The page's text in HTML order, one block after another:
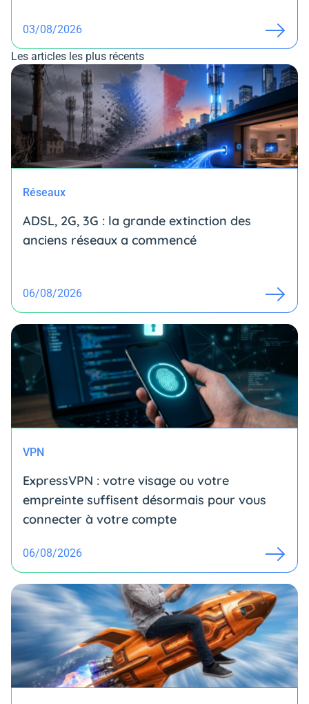
03/08/2026
Les articles les plus récents
Réseaux
ADSL, 2G, 3G : la grande extinction des
anciens réseaux a commencé
06/08/2026
VPN
ExpressVPN : votre visage ou votre
empreinte suffisent désormais pour vous
connecter à votre compte
06/08/2026